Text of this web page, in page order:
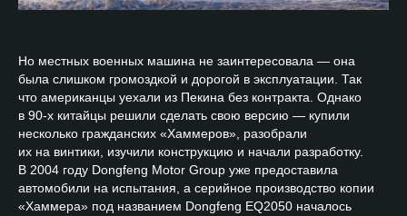
Но местных военных машина не заинтересовала — она
была слишком громоздкой и дорогой в эксплуатации. Так
что американцы уехали из Пекина без контракта. Однако
в 90-х китайцы решили сделать свою версию — купили
несколько гражданских «Хаммеров», разобрали
их на винтики, изучили конструкцию и начали разработку.
В 2004 году Dongfeng Motor Group уже предоставила
автомобили на испытания, а серийное производство копии
«Хаммера» под названием Dongfeng EQ2050 началось